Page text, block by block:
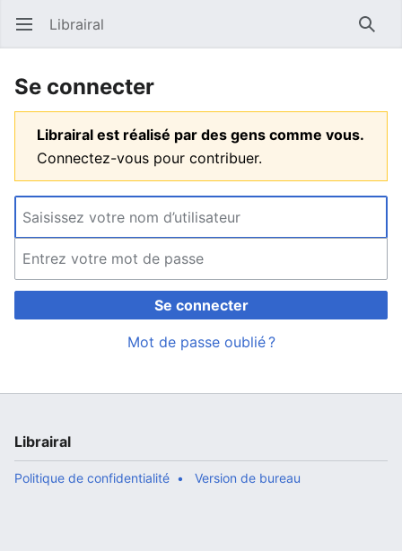
Ouvrir le menu principal Librairal
Se connecter
Librairal est réalisé par des gens comme vous.
Connectez-vous pour contribuer.
Se connecter
Mot de passe oublié ?
Librairal
Politique de confidentialité Version de bureau